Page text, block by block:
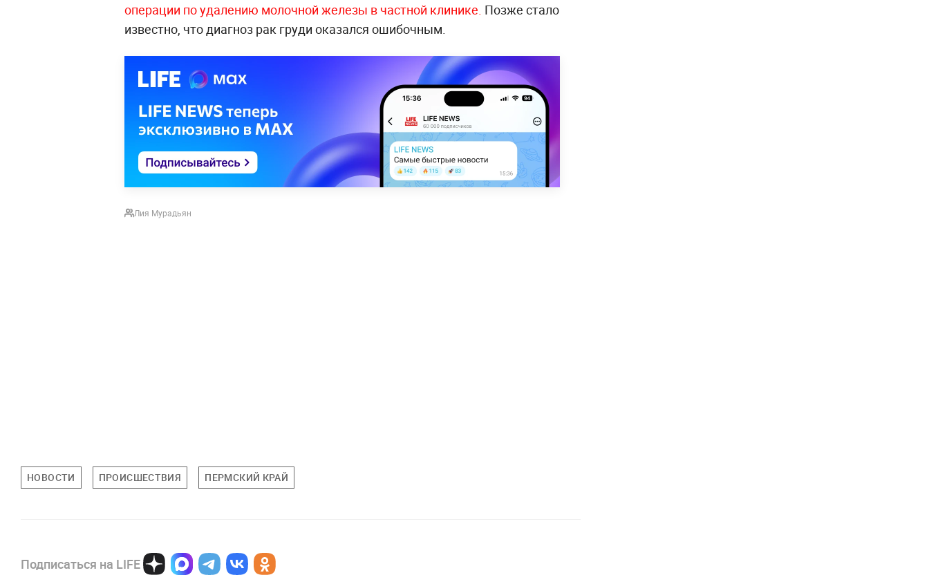
операции по удалению молочной железы в частной клинике. Позже стало
известно, что диагноз рак груди оказался ошибочным.
Лия Мурадьян
НОВОСТИ ПРОИСШЕСТВИЯ ПЕРМСКИЙ КРАЙ
Подписаться на LIFE